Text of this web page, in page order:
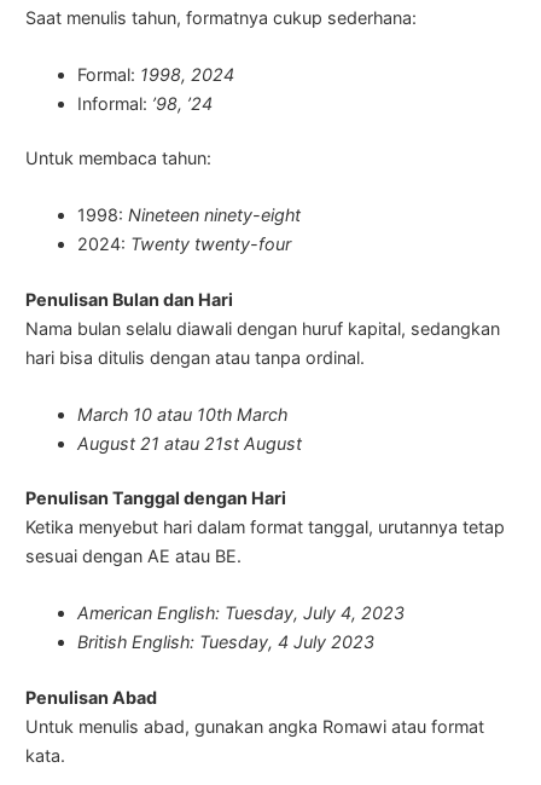
Saat menulis tahun, formatnya cukup sederhana:
Formal: 1998, 2024
Informal: ’98, ’24
Untuk membaca tahun:
1998:Nineteen ninety-eight
2024: Twenty twenty-four
Penulisan Bulan dan Hari
Nama bulan selalu diawali dengan huruf kapital, sedangkan
hari bisa ditulis dengan atau tanpa ordinal.
March 10 atau 10th March
August 21 atau 21st August
Penulisan Tanggal dengan Hari
Ketika menyebut hari dalam format tanggal, urutannya tetap
sesuai dengan AE atau BE.
American English: Tuesday, July 4, 2023
British English: Tuesday, 4 July 2023
Penulisan Abad
Untuk menulis abad, gunakan angka Romawi atau format
kata.